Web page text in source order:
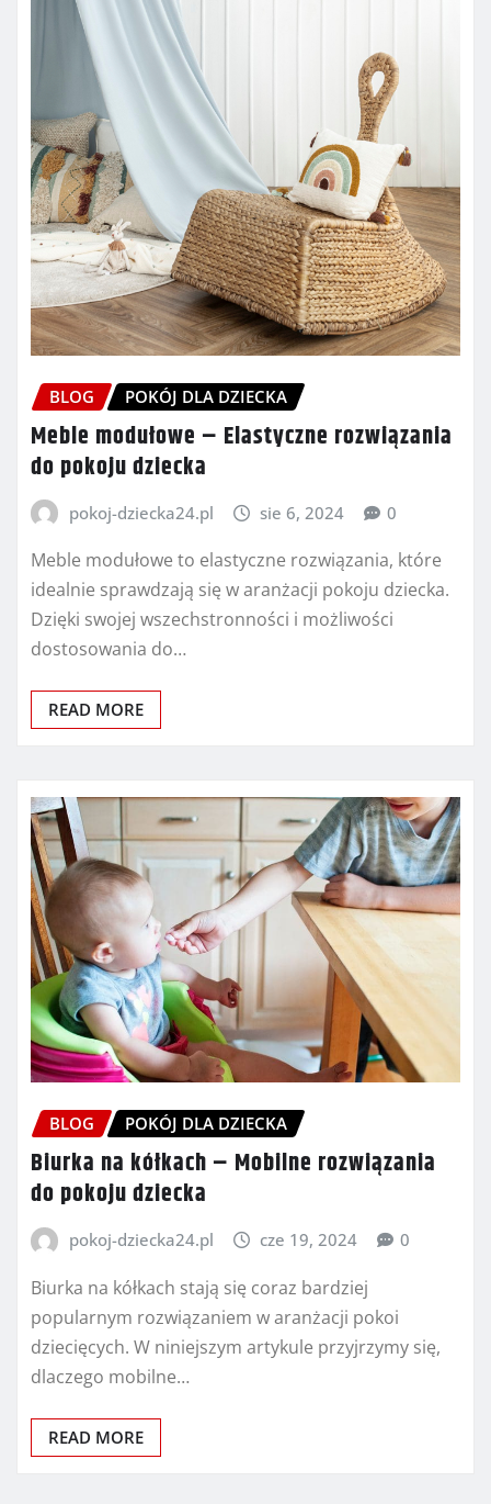
BLOG POKÓJ DLA DZIECKA
Meble modułowe – Elastyczne rozwiązania
do pokoju dziecka
pokoj-dziecka24.pl sie 6, 2024 0
Meble modułowe to elastyczne rozwiązania, które
idealnie sprawdzają się w aranżacji pokoju dziecka.
Dzięki swojej wszechstronności i możliwości
dostosowania do…
READ MORE
BLOG POKÓJ DLA DZIECKA
Biurka na kółkach – Mobilne rozwiązania
do pokoju dziecka
pokoj-dziecka24.pl cze 19, 2024 0
Biurka na kółkach stają się coraz bardziej
popularnym rozwiązaniem w aranżacji pokoi
dziecięcych. W niniejszym artykule przyjrzymy się,
dlaczego mobilne…
READ MORE